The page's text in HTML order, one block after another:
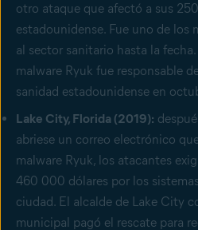
otro ataque que afectó a sus
estadounidense. Fue uno de los
al sector sanitario hasta la fecha.
malware Ryuk fue responsable
sanidad estadounidense en
Lake City, Florida (2019):
abriese un correo electrónico
malware Ryuk, los atacantes
460 000 dólares por los
ciudad. El alcalde de Lake City
municipal pagó el rescate para